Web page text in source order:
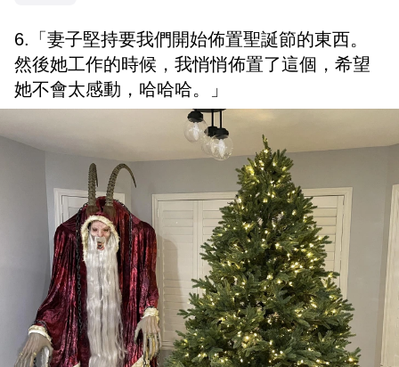
6.「妻子堅持要我們開始佈置聖誕節的東西。
然後她工作的時候，我悄悄佈置了這個，希望
她不會太感動，哈哈哈。」